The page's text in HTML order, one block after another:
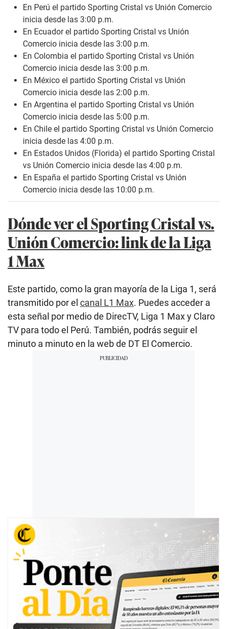
En Perú el partido Sporting Cristal vs Unión Comercio
inicia desde las 3:00 p.m.
En Ecuador el partido Sporting Cristal vs Unión
Comercio inicia desde las 3:00 p.m.
En Colombia el partido Sporting Cristal vs Unión
Comercio inicia desde las 3:00 p.m.
En México el partido Sporting Cristal vs Unión
Comercio inicia desde las 2:00 p.m.
En Argentina el partido Sporting Cristal vs Unión
Comercio inicia desde las 5:00 p.m.
En Chile el partido Sporting Cristal vs Unión Comercio
inicia desde las 4:00 p.m.
En Estados Unidos (Florida) el partido Sporting Cristal
vs Unión Comercio inicia desde las 4:00 p.m.
En España el partido Sporting Cristal vs Unión
Comercio inicia desde las 10:00 p.m.
Dónde ver el Sporting Cristal vs.
Unión Comercio: link de la Liga
1 Max
Este partido, como la gran mayoría de la Liga 1, será
transmitido por el canal L1 Max. Puedes acceder a
esta señal por medio de DirecTV, Liga 1 Max y Claro
TV para todo el Perú. También, podrás seguir el
minuto a minuto en la web de DT El Comercio.